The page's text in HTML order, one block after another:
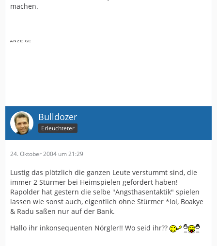
machen.
Bulldozer
Erleuchteter
24. Oktober 2004 um 21:29
Lustig das plötzlich die ganzen Leute verstummt sind, die
immer 2 Stürmer bei Heimspielen gefordert haben!
Rapolder hat gestern die selbe "Angsthasentaktik" spielen
lassen wie sonst auch, eigentlich ohne Stürmer *lol, Boakye
& Radu saßen nur auf der Bank.
Hallo ihr inkonsequenten Nörgler!! Wo seid ihr??